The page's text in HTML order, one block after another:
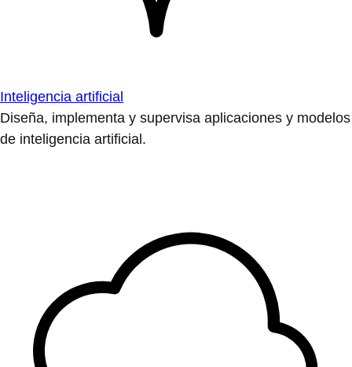
Inteligencia artificial
Diseña, implementa y supervisa aplicaciones y modelos
de inteligencia artificial.